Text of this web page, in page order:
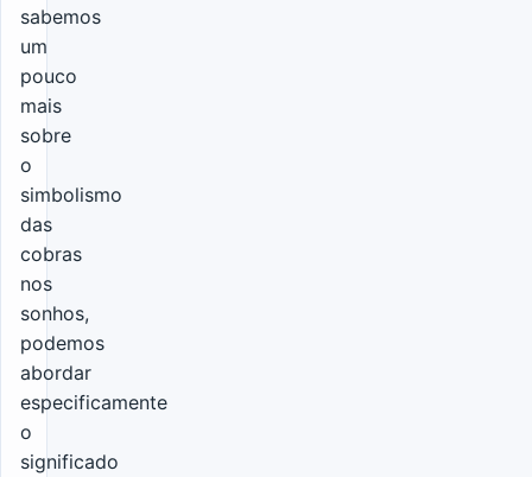
sabemos
um
pouco
mais
sobre
o
simbolismo
das
cobras
nos
sonhos,
podemos
abordar
especificamente
o
significado